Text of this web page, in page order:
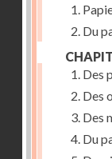
1.
2. Du
1. Des
2. Des
3. Des
4. Du